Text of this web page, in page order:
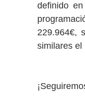
definido
229.964€,
similares el